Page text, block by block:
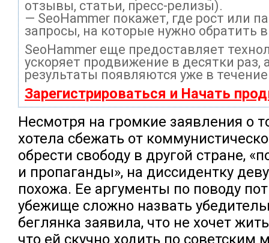
отзывы, статьи, пресс-релизы).
— SeoHammer покажет, где рост или
запросы, на которые нужно обратить
SeoHammer еще предоставляет
ускоряет продвижение в десятки раз,
результаты появляются уже в
Зарегистрироваться и Начать
Несмотря на громкие заявления о
хотела сбежать от
обрести свободу в другой стране,
и пропаганды», на диссидентку
похожа. Ее аргументы по поводу
убежище сложно назвать
беглянка заявила, что не хочет
что ей скучно ходить по советским